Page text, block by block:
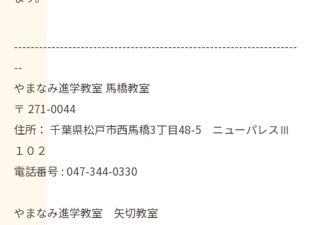
--------------------------------------------------------------------
--
やまなみ進学教室 馬橋教室
〒 271-0044
住所： 千葉県松戸市西馬橋3丁目48-5 ニューパレスⅢ
１０２
電話番号 : 047-344-0330
やまなみ進学教室 矢切教室